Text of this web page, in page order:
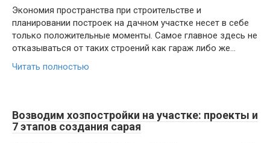
Экономия пространства при строительстве и
планировании построек на дачном участке несет в себе
только положительные моменты. Самое главное здесь не
отказываться от таких строений как гараж либо же…
Читать полностью
Возводим хозпостройки на участке: проекты и
7 этапов создания сарая